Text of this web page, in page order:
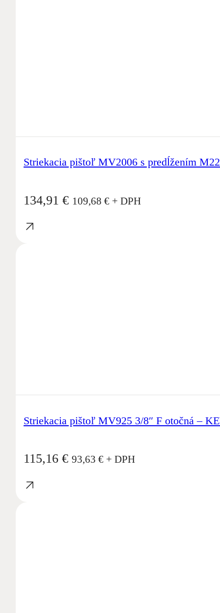
Striekacia pištoľ MV2006 s predĺžením
134,91 € 109,68 € + DPH
Striekacia pištoľ MV925 3/8″ F otočná –
115,16 € 93,63 € + DPH